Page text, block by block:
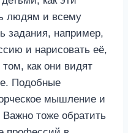
людям и всему
задания, например,
и нарисовать её,
как они видят
Подобные
мышление и
тоже обратить